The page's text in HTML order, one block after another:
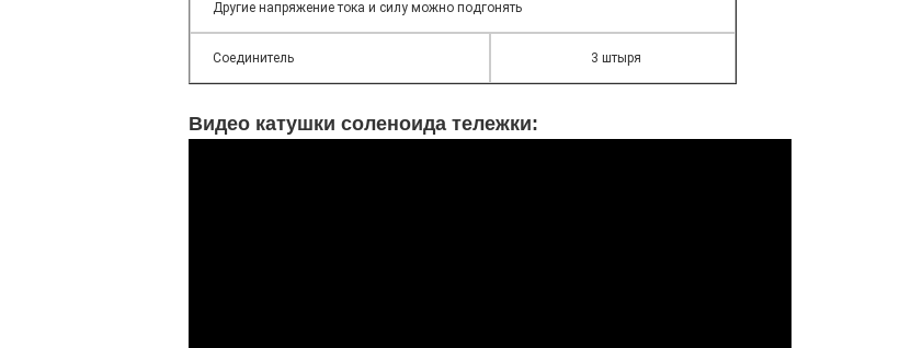
Другие напряжение тока и силу можно подгонять
Соединитель 3 штыря
Видео катушки соленоида тележки: